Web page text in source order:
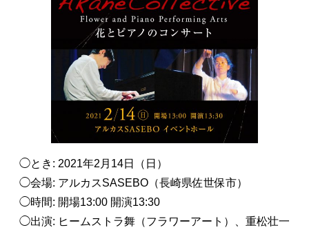
◯とき: 2021年2月14日（日）
◯会場: アルカスSASEBO（長崎県佐世保市）
◯時間: 開場13:00 開演13:30
◯出演: ヒームストラ舞（フラワーアート）、重松壮一